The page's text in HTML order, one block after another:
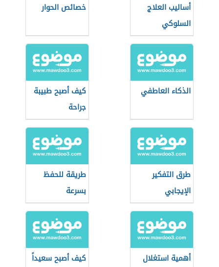
أساليب العلاج
السلوكي
خصائص الحوار
الذكاء العاطفي
كيف أصبح طبيبة
جراحة
طرق التفكير
الإيجابي
طريقة للحفظ
بسرعة
أهمية استغلال
كيف أصبح سعيداً